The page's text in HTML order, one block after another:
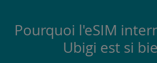
Pourquoi l'eSIM
Ubigi est si